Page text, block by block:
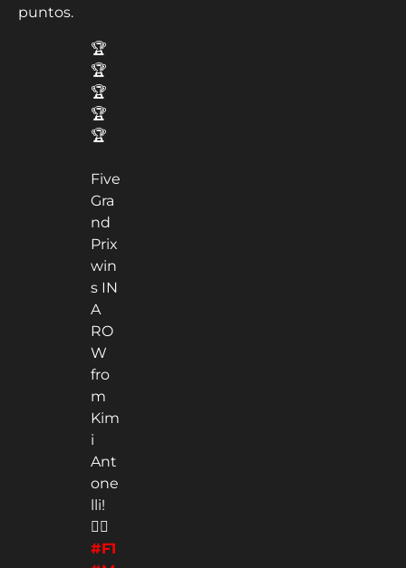
puntos.
🏆
🏆
🏆
🏆
🏆
Five
Gra
nd
Prix
win
s IN
A
RO
W
fro
m
Kim
i
Ant
one
lli!
😮‍💨
#F1